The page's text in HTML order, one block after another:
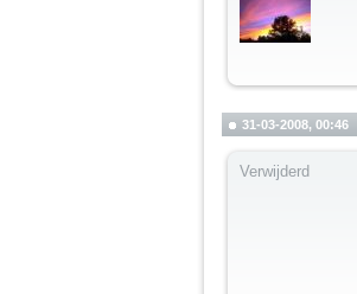
31-03-2008, 00:46
Verwijderd